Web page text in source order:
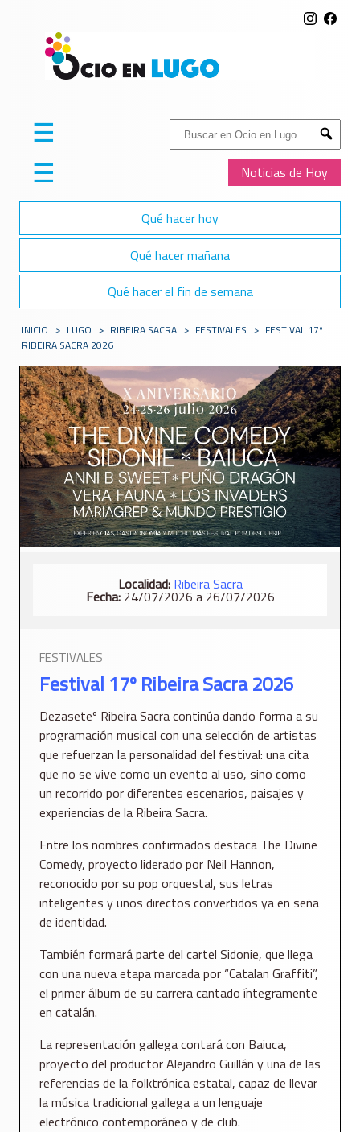
Buscar:
Submit
Noticias de Hoy
☰
☰
Qué hacer hoy
Qué hacer mañana
Qué hacer el fin de semana
INICIO > LUGO > RIBEIRA SACRA > FESTIVALES > FESTIVAL 17º
RIBEIRA SACRA 2026
Localidad: Ribeira Sacra
Fecha:24/07/2026 a 26/07/2026
FESTIVALES
Festival 17º Ribeira Sacra 2026
Dezaseteº Ribeira Sacra continúa dando forma a su
programación musical con una selección de artistas
que refuerzan la personalidad del festival: una cita
que no se vive como un evento al uso, sino como
un recorrido por diferentes escenarios, paisajes y
experiencias de la Ribeira Sacra.
Entre los nombres confirmados destaca The Divine
Comedy, proyecto liderado por Neil Hannon,
reconocido por su pop orquestal, sus letras
inteligentes y unos directos convertidos ya en seña
de identidad.
También formará parte del cartel Sidonie, que llega
con una nueva etapa marcada por “Catalan Graffiti”,
el primer álbum de su carrera cantado íntegramente
en catalán.
La representación gallega contará con Baiuca,
proyecto del productor Alejandro Guillán y una de las
referencias de la folktrónica estatal, capaz de llevar
la música tradicional gallega a un lenguaje
electrónico contemporáneo y de club.